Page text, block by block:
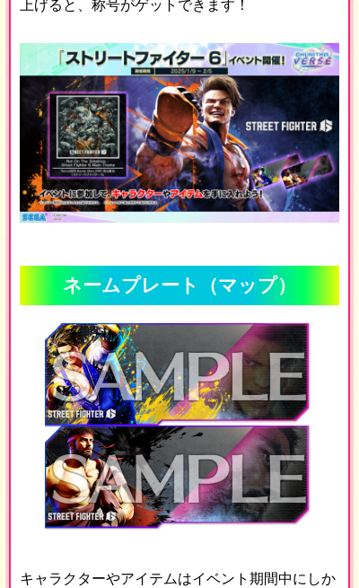
上げると、称号がゲットできます！
ネームプレート（マップ）
キャラクターやアイテムはイベント期間中にしか